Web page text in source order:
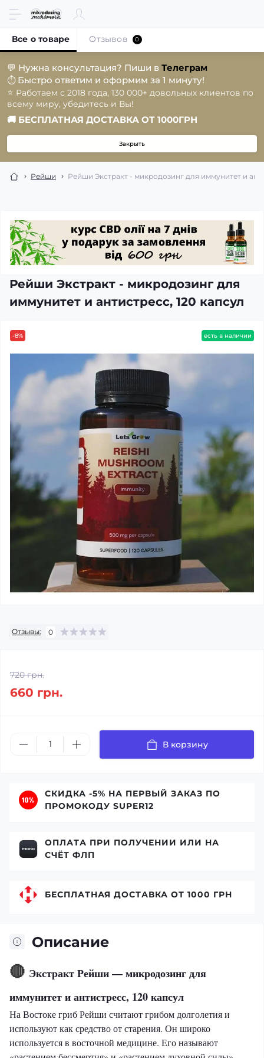
💬 Нужна консультация? Пиши в Телеграм
⏱️ Быстро ответим и оформим за 1 минуту!
⭐️ Работаем с 2018 года, 130 000+ довольных клиентов по
всему миру, убедитесь и Вы!
🚚 БЕСПЛАТНАЯ ДОСТАВКА ОТ 1000ГРН
Закрыть
Рейши Рейши Экстракт - микродозинг для иммунитет и
Рейши Экстракт - микродозинг для
иммунитет и антистресс, 120 капсул
Все о товаре Отзывов 0
-8% есть в наличии
Отзывы: 0
720 грн.
660 грн.
В корзину
Описание
🔴 Экстракт Рейши — микродозинг для
иммунитет и антистресс, 120 капсул
На Востоке гриб Рейши считают грибом долголетия и
используют как средство от старения. Он широко
используется в восточной медицине. Его называют
СКИДКА -5% НА ПЕРВЫЙ ЗАКАЗ ПО
ПРОМОКОДУ SUPER12
ОПЛАТА ПРИ ПОЛУЧЕНИИ ИЛИ НА
СЧЁТ ФЛП
БЕСПЛАТНАЯ ДОСТАВКА ОТ 1000 ГРН